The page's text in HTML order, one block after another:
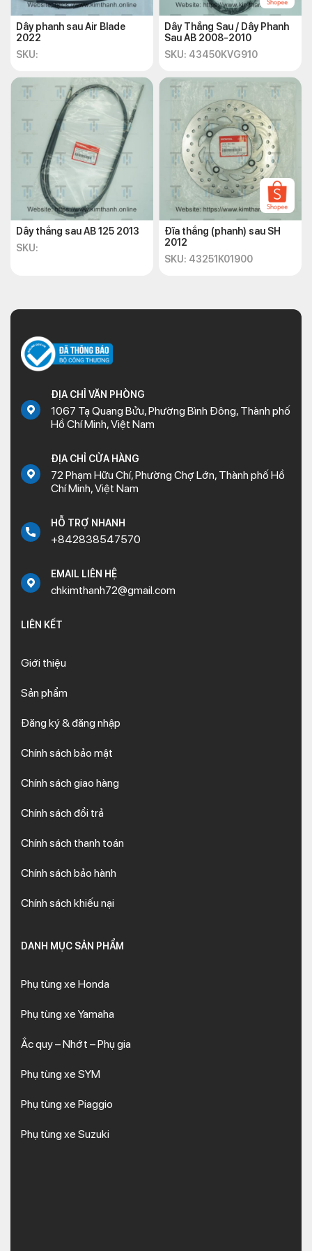
được tư vấn và hỗ trợ nhanh chóng nhất:
Địa chỉ: 72 – 74 Phạm Hữu Chí, P.12, Q.5, TP.HCM
https://kimthanh.online/
Email: chkimthanh72@gmail.com
Dây phanh sau Air Blade
2022
SKU:
Dây Thắng Sau / Dây Phanh
Sau AB 2008-2010
SKU: 43450KVG910
Dây thắng sau AB 125 2013
SKU:
Đĩa thắng (phanh) sau SH
2012
SKU: 43251K01900
ĐỊA CHỈ VĂN PHÒNG
1067 Tạ Quang Bửu, Phường Bình Đông, Thành phố
Hồ Chí Minh, Việt Nam
ĐỊA CHỈ CỬA HÀNG
72 Phạm Hữu Chí, Phường Chợ Lớn, Thành phố Hồ
Chí Minh, Việt Nam
HỖ TRỢ NHANH
+842838547570
EMAIL LIÊN HỆ
chkimthanh72@gmail.com
LIÊN KẾT
Giới thiệu
Sản phẩm
Đăng ký & đăng nhập
Chính sách bảo mật
Chính sách giao hàng
Chính sách đổi trả
Chính sách thanh toán
Chính sách bảo hành
Chính sách khiếu nại
DANH MỤC SẢN PHẨM
Phụ tùng xe Honda
Phụ tùng xe Yamaha
Ắc quy – Nhớt – Phụ gia
Phụ tùng xe SYM
Phụ tùng xe Piaggio
Phụ tùng xe Suzuki